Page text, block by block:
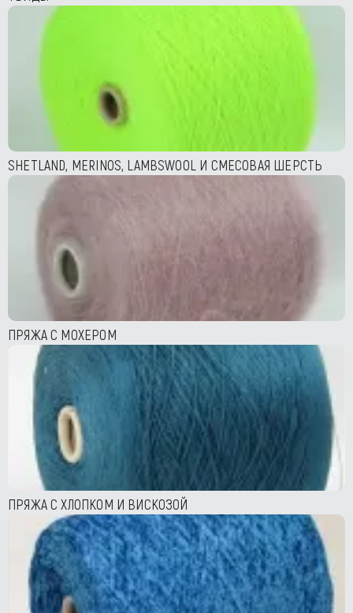
SHETLAND, MERINOS, LAMBSWOOL И СМЕСОВАЯ ШЕРСТЬ
ПРЯЖА С МОХЕРОМ
ПРЯЖА С ХЛОПКОМ И ВИСКОЗОЙ